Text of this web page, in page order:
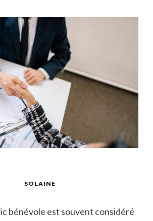
SOLAINE
bénévole est souvent considéré